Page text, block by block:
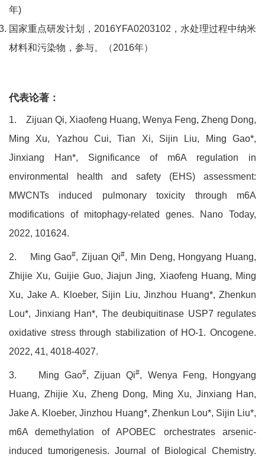
年)
国家重点研发计划，2016YFA0203102，水处理过程中纳米
材料和污染物，参与。（2016年）
代表论著：
1.
Zijuan Qi, Xiaofeng Huang, Wenya Feng, Zheng Dong,
Ming Xu, Yazhou Cui, Tian Xi, Sijin Liu, Ming Gao*,
Jinxiang Han*, Significance of m6A regulation in
environmental health and safety (EHS) assessment:
MWCNTs induced pulmonary toxicity through m6A
modifications of mitophagy-related genes. Nano Today,
2022, 101624.
2. Ming Gao#, Zijuan Qi#, Min Deng, Hongyang Huang,
Zhijie Xu, Guijie Guo, Jiajun Jing, Xiaofeng Huang, Ming
Xu, Jake A. Kloeber, Sijin Liu, Jinzhou Huang*, Zhenkun
Lou*, Jinxiang Han*, The deubiquitinase USP7 regulates
oxidative stress through stabilization of HO-1. Oncogene.
2022, 41, 4018-4027.
3. Ming Gao#, Zijuan Qi#, Wenya Feng, Hongyang
Huang, Zhijie Xu, Zheng Dong, Ming Xu, Jinxiang Han,
Jake A. Kloeber, Jinzhou Huang*, Zhenkun Lou*, Sijin Liu*,
m6A demethylation of APOBEC orchestrates arsenic-
induced tumorigenesis. Journal of Biological Chemistry.